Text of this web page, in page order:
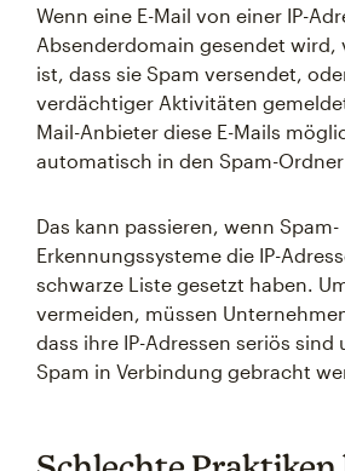
Wenn eine E-Mail von einer IP-
Absenderdomain gesendet wird,
ist, dass sie Spam versendet,
verdächtiger Aktivitäten
Mail-Anbieter diese E-Mails
automatisch in den Spam-
Das kann passieren, wenn Spam-
Erkennungssysteme die IP-
schwarze Liste gesetzt haben.
vermeiden, müssen
dass ihre IP-Adressen seriös
Spam in Verbindung gebracht